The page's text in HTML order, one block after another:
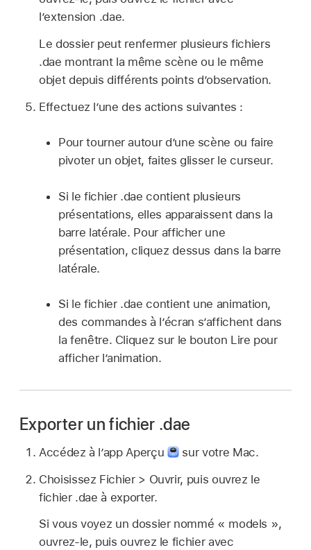
l’extension .dae.
Le dossier peut renfermer plusieurs fichiers
.dae montrant la même scène ou le même
objet depuis différents points d’observation.
Effectuez l’une des actions suivantes :
Pour tourner autour d’une scène ou faire
pivoter un objet, faites glisser le curseur.
Si le fichier .dae contient plusieurs
présentations, elles apparaissent dans la
barre latérale. Pour afficher une
présentation, cliquez dessus dans la barre
latérale.
Si le fichier .dae contient une animation,
des commandes à l’écran s’affichent dans
la fenêtre. Cliquez sur le bouton Lire pour
afficher l’animation.
Exporter un fichier .dae
Accédez à l’app Aperçu
sur votre Mac.
Choisissez Fichier > Ouvrir, puis ouvrez le
fichier .dae à exporter.
Si vous voyez un dossier nommé « models »,
ouvrez-le, puis ouvrez le fichier avec